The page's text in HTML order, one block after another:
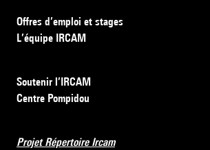
Offres d’emploi et stages
L’équipe IRCAM
Soutenir l’IRCAM
Centre Pompidou
Projet Répertoire Ircam